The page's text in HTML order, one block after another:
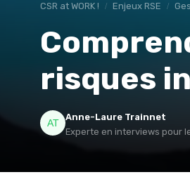
CSR at WORK ! Enjeux RSE
risques
Anne-Laure Trainnet
Experte en interviews pour